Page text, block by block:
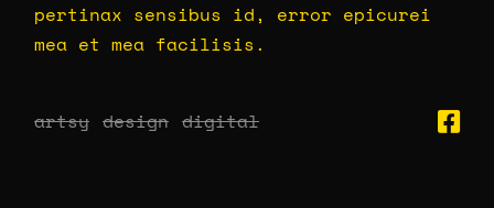
pertinax sensibus id, error epicurei
mea et mea facilisis.
artsy design digital